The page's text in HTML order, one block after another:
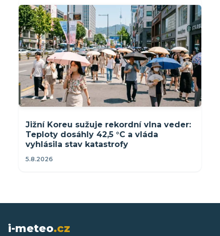
Jižní Koreu sužuje rekordní vlna veder:
Teploty dosáhly 42,5 °C a vláda
vyhlásila stav katastrofy
5.8.2026
i-meteo.cz